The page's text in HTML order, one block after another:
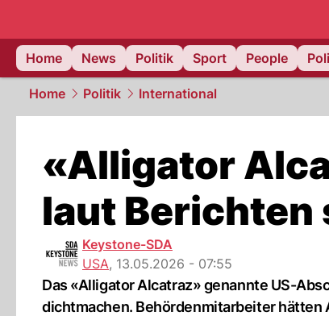
Home
News Politik Sport People
Home Politik International
«Alligator
laut Berichten
Keystone-SDA
USA, 13.05.2026 - 07:55
Das «Alligator Alcatraz» genannte US-
dichtmachen. Behördenmitarbeiter